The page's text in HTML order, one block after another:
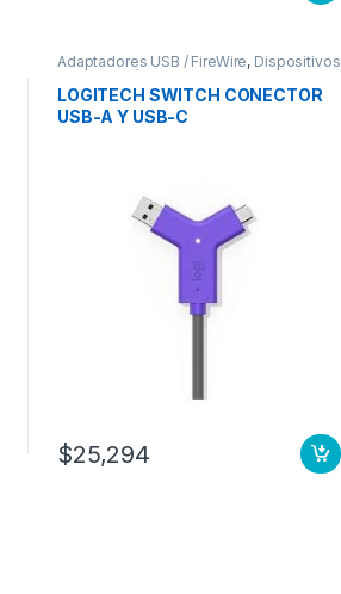
Adaptadores USB / FireWire, Dispositivos
de Entrada / Salida
LOGITECH SWITCH CONECTOR
USB-A Y USB-C
$25,294